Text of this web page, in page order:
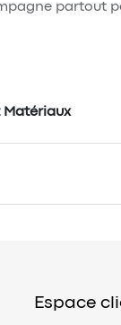
partout
Espace